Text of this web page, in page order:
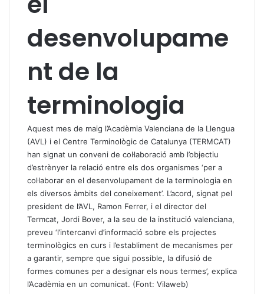
desenvolupame
nt de la
terminologia
Aquest mes de maig l’Acadèmia Valenciana de la Llengua
(AVL) i el Centre Terminològic de Catalunya (TERMCAT)
han signat un conveni de col·laboració amb l’objectiu
d’estrènyer la relació entre els dos organismes ‘per a
col·laborar en el desenvolupament de la terminologia en
els diversos àmbits del coneixement’. L’acord, signat pel
president de l’AVL, Ramon Ferrer, i el director del
Termcat, Jordi Bover, a la seu de la institució valenciana,
preveu ‘l’intercanvi d’informació sobre els projectes
terminològics en curs i l’establiment de mecanismes per
a garantir, sempre que sigui possible, la difusió de
formes comunes per a designar els nous termes’, explica
l’Acadèmia en un comunicat. (Font: Vilaweb)